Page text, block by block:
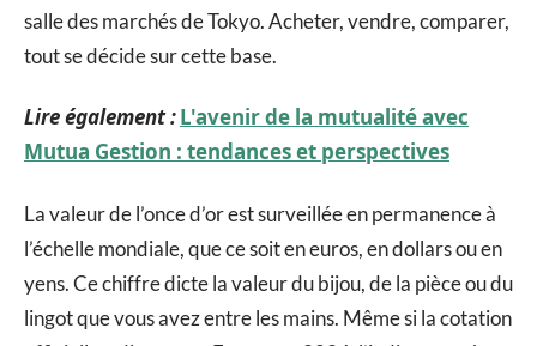
salle des marchés de Tokyo. Acheter, vendre, comparer,
tout se décide sur cette base.
Lire également :L'avenir de la mutualité avec
Mutua Gestion : tendances et perspectives
La valeur de l’once d’or est surveillée en permanence à
l’échelle mondiale, que ce soit en euros, en dollars ou en
yens. Ce chiffre dicte la valeur du bijou, de la pièce ou du
lingot que vous avez entre les mains. Même si la cotation